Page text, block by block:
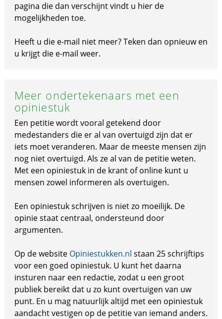
pagina die dan verschijnt vindt u hier de
mogelijkheden toe.
Heeft u die e-mail niet meer? Teken dan opnieuw en
u krijgt die e-mail weer.
Meer ondertekenaars met een
opiniestuk
Een petitie wordt vooral getekend door
medestanders die er al van overtuigd zijn dat er
iets moet veranderen. Maar de meeste mensen zijn
nog niet overtuigd. Als ze al van de petitie weten.
Met een opiniestuk in de krant of online kunt u
mensen zowel informeren als overtuigen.
Een opiniestuk schrijven is niet zo moeilijk. De
opinie staat centraal, ondersteund door
argumenten.
Op de website Opiniestukken.nl staan 25 schrijftips
voor een goed opiniestuk. U kunt het daarna
insturen naar een redactie, zodat u een groot
publiek bereikt dat u zo kunt overtuigen van uw
punt. En u mag natuurlijk altijd met een opiniestuk
aandacht vestigen op de petitie van iemand anders.